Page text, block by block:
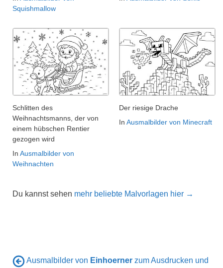
Squishmallow
Schlitten des
Weihnachtsmanns, der von
einem hübschen Rentier
gezogen wird
In Ausmalbilder von
Weihnachten
Der riesige Drache
In Ausmalbilder von Minecraft
Du kannst sehen mehr beliebte Malvorlagen hier →
Ausmalbilder von Einhoerner zum Ausdrucken und